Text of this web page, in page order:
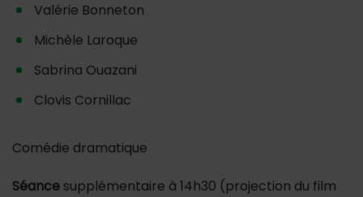
Valérie Bonneton
Michèle Laroque
Sabrina Ouazani
Clovis Cornillac
Comédie dramatique
Séance supplémentaire à 14h30 (projection du film